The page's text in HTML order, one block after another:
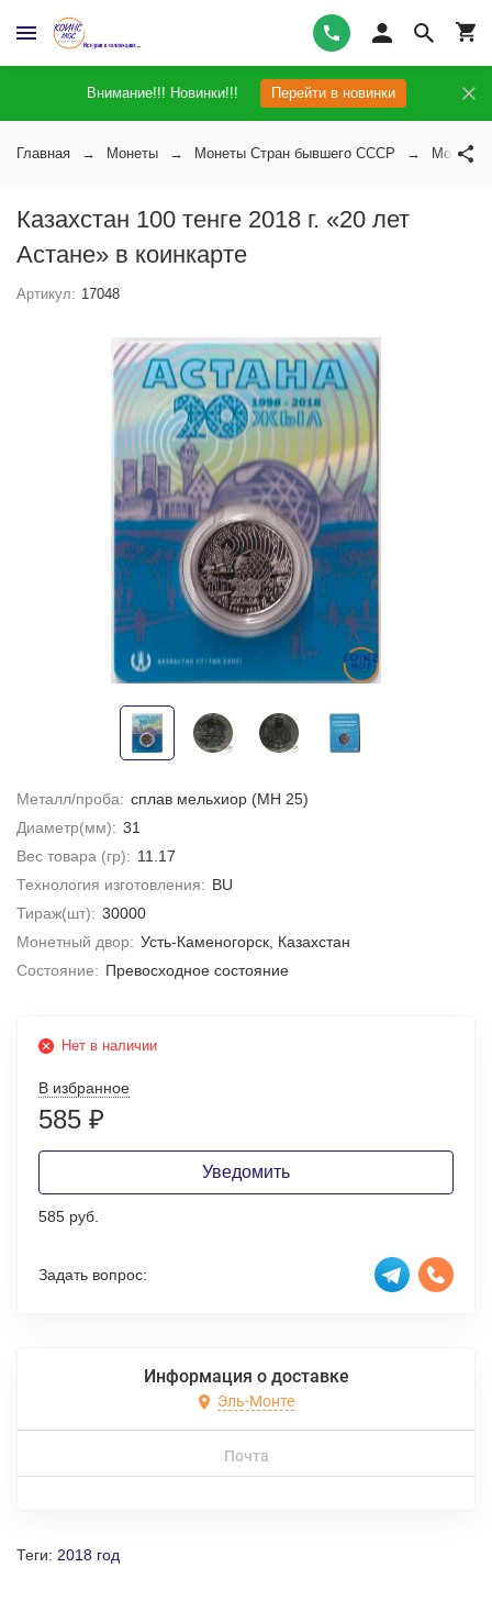
Внимание!!! Новинки!!! Перейти в новинки
Главная Монеты Монеты Стран бывшего СССР Монеты
Казахстан 100 тенге 2018 г. «20 лет
Астане» в коинкарте
Артикул: 17048
Металл/проба: сплав мельхиор (МН 25)
Диаметр(мм): 31
Вес товара (гр): 11.17
Технология изготовления: BU
Тираж(шт): 30000
Монетный двор: Усть-Каменогорск, Казахстан
Состояние: Превосходное состояние
Нет в наличии
В избранное
585 ₽
Уведомить
585 руб.
Задать вопрос:
Информация о доставке
Эль-Монте
Почта
Теги: 2018 год